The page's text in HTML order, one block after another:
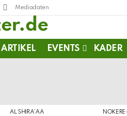
Mediadaten
ARTIKEL EVENTS KADER
AL SHIRA’AA